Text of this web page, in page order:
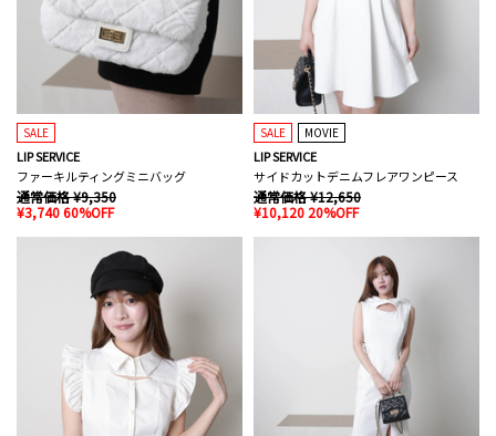
SALE
LIP SERVICE
ファーキルティングミニバッグ
通常価格 ¥9,350
¥3,740 60%OFF
SALE MOVIE
LIP SERVICE
サイドカットデニムフレアワンピース
通常価格 ¥12,650
¥10,120 20%OFF